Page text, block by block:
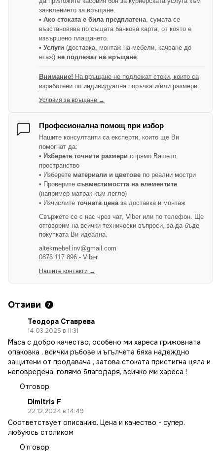
заявлението за връщане.
• Ако стоката е била предплатена , сумата се
възстановява по същата банкова карта, от която е
извършено плащането.
• Услуги (доставка, монтаж на мебели, качване до
етаж) не подлежат на връщане
Внимание! На връщане не подлежат стоки, които са
изработени по индивидуална поръчка и/или размери.
Условия за връщане →
Професионална помощ при избор
Нашите консултанти са експерти, които ще Ви
помогнат да:
• Изберете точните размери спрямо Вашето
пространство
• Изберете материали и цветове по реални мостри
• Проверите съвместимостта на елементите
(например матрак към легло)
• Изчислите точната цена за доставка и монтаж
Свържете се с нас чрез чат, Viber или по телефон. Ще
отговорим на всички технически въпроси, за да бъде
покупката Ви идеална.
altekmebel.inv@gmail.com
0876 117 896 - Viber
Нашите контакти →
Отзиви 7
Теодора Ставрева
14.03.2025 в 11:31
Маса с добро качество, особено ми хареса грижовната
опаковка , всички ръбове и ъгълчета бяха надеждно
защитени от продавача , затова стоката пристигна цяла и
неповредена, голямо благодаря, всичко ми хареса !
Отговор
Dimitris F
22.12.2024 в 14:49
Соответствует описанию. Цена и качество - супер.
любуюсь столиком
Отговор